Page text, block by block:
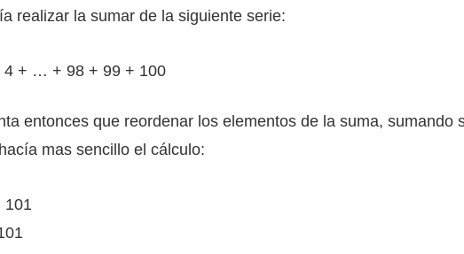
realizar la sumar de la siguiente serie:
4 + … + 98 + 99 + 100
entonces que reordenar los elementos de la suma, sumando
mas sencillo el cálculo:
101